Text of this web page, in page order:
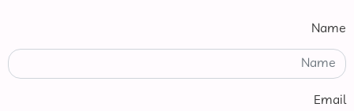
Name
Email